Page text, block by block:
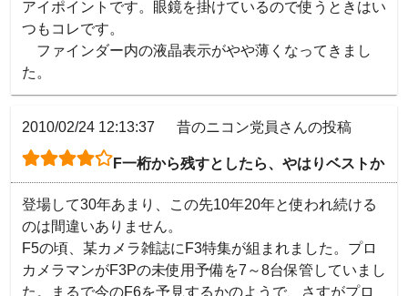
アイポイントです。眼鏡を掛けているので使うときはい
つもコレです。
ファインダー内の液晶表示がやや薄くなってきまし
た。
2010/02/24 12:13:37 昔のニコン党員さんの投稿
F一桁から残すとしたら、やはりベストか
登場して30年あまり、この先10年20年と使われ続ける
のは間違いありません。
F5の頃、某カメラ雑誌にF3特集が組まれました。プロ
カメラマンがF3Pの未使用予備を7～8台保管していまし
た。まるで今のF6を予見するかのようで、さすがプロ